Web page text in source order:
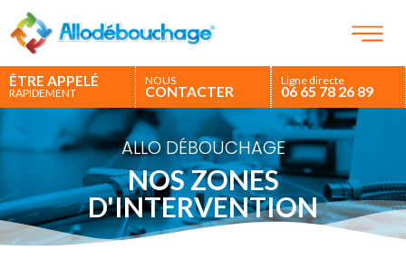
ÊTRE APPELÉ
RAPIDEMENT
NOUS
CONTACTER
Ligne directe
06 65 78 26 89
ALLO DÉBOUCHAGE
NOS ZONES
D'INTERVENTION